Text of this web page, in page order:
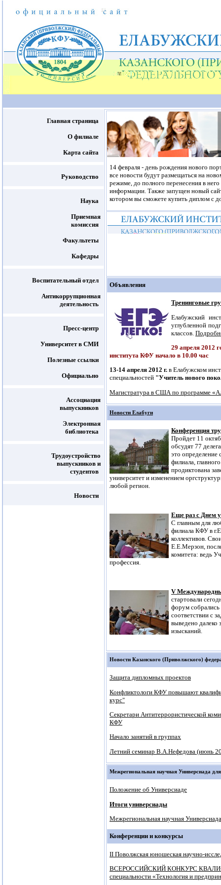
Главная страница
О филиале
Карта сайта
Руководство
Наука
Приемная
комиссия
Факультеты
Кафедры
Воспитательный отдел
Антикоррупционная
деятельность
Пресс-центр
Университет в СМИ
Полезные ссылки
Официально
Ассоциация
выпускников
Электронная
библиотека
Трудоустройство
выпускников и
студентов
Новости
14 февраля - день рождения нового
все новости будут размещаться на
режиме, до полного перенесения в него
информации. Также запущен новый
котором вы сможете купить диплом с
Объявления
Тренинговые
Елабужский
углубленной
классов.
29 апреля
института КФУ начало в 10.00 час
13-14 апреля 2012 г. в Елабужском
специальностей "Учитель нового
Магистратура в США по программе
Новости Елабуги
Конференция
Пройдет 11
обсудят 77
это определение
филиала,
продиктована
университет и изменением
любой регион.
Еще раз с Днем
С главным для
филиала КФУ в
коллективов.
Е.Е.Мерзон,
комитета: ведь
профессия.
V
стартовали
форум
соответствии с
выведено далеко
изысканий.
Новости Казанского (Приволжского)
Защита дипломных проектов
Конфликтологи КФУ повышают
курс"
Секретари Антитеррористической
КФУ
Начало занятий в группах
Летний семинар В.А.Нефедова (июнь
Межрегиональная научная Универсиада
Положение об Универсиаде
Итоги универсиады
Межрегиональная научная
Конференции и конкурсы
II Поволжская юношеская научно-
ВСЕРОССИЙСКИЙ КОНКУРС
специальности «Технология и